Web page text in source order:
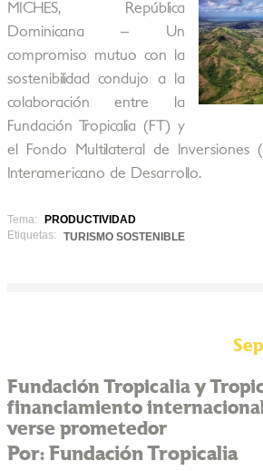
MICHES, República
Dominicana – Un
compromiso mutuo con la
sostenibilidad condujo a la
colaboración entre la
Fundación Tropicalia (FT) y
el Fondo Multilateral de Inversiones
Interamericano de Desarrollo.
Tema:
PRODUCTIVIDAD
Etiquetas:
TURISMO SOSTENIBLE
Fundación Tropicalia y
financiamiento
verse prometedor
Por: Fundación Tropicalia